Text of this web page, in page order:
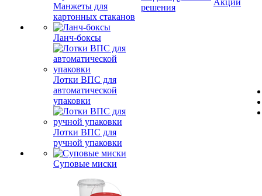
Манжеты для
картонных стаканов
Ланч-боксы
Лотки ВПС для
автоматической
упаковки
Лотки ВПС для
ручной упаковки
Суповые миски
решения
Акции